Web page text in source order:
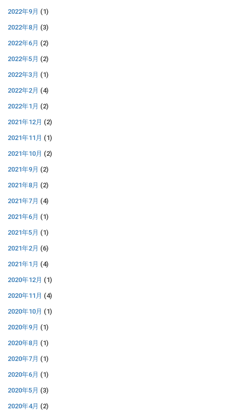
2022年9月 (1)
2022年8月 (3)
2022年6月 (2)
2022年5月 (2)
2022年3月 (1)
2022年2月 (4)
2022年1月 (2)
2021年12月 (2)
2021年11月 (1)
2021年10月 (2)
2021年9月 (2)
2021年8月 (2)
2021年7月 (4)
2021年6月 (1)
2021年5月 (1)
2021年2月 (6)
2021年1月 (4)
2020年12月 (1)
2020年11月 (4)
2020年10月 (1)
2020年9月 (1)
2020年8月 (1)
2020年7月 (1)
2020年6月 (1)
2020年5月 (3)
2020年4月 (2)